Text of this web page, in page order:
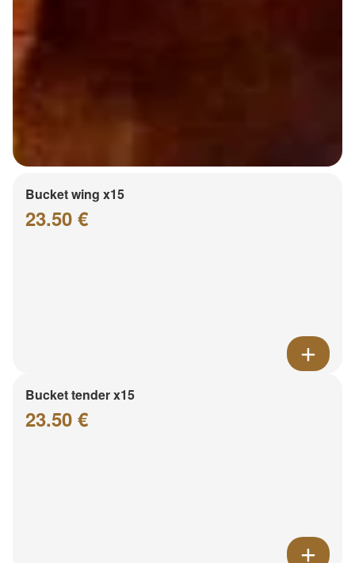
Bucket wing x15
23.50 €
Bucket tender x15
23.50 €